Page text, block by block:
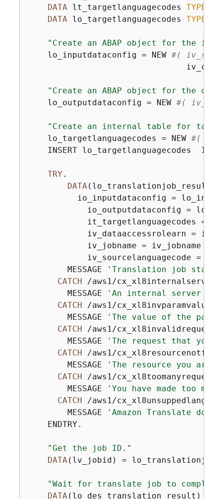
DATA lt_targetlanguagecodes TYPE
DATA lo_targetlanguagecodes TYPE
"Create an ABAP object for the
    lo_inputdataconfig = NEW
#(
"Create an ABAP object for the
    lo_outputdataconfig = NEW
#(
"Create an internal table for
    lo_targetlanguagecodes = NEW
#(
INSERT lo_targetlanguagecodes
TRY .
DATA(lo_translationjob_result)
io_inputdataconfig =
io_outputdataconfig =
it_targetlanguagecodes =
iv_dataaccessrolearn =
            iv_jobname = iv_jobname
iv_sourcelanguagecode =
        MESSAGE
'Translation job
CATCH /aws1/
        MESSAGE
'An internal server
CATCH /aws1/
        MESSAGE
'The value of the
CATCH /aws1/
        MESSAGE
'The request that you
CATCH /aws1/
        MESSAGE
'The resource you are
CATCH /aws1/
        MESSAGE
'You have made too
CATCH /aws1/
        MESSAGE
'Amazon Translate
    ENDTRY.
"Get the job ID."
DATA(lv_jobid) =
"Wait for translate job to
DATA(lo_des_translation_result) =